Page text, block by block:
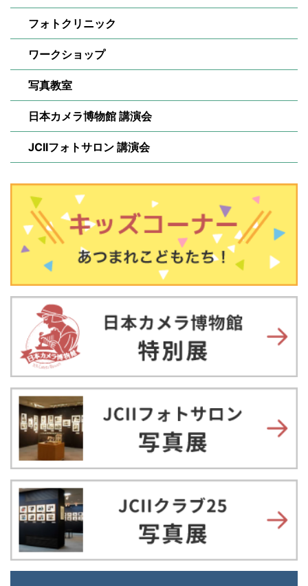
フォトクリニック
ワークショップ
写真教室
日本カメラ博物館 講演会
JCIIフォトサロン 講演会